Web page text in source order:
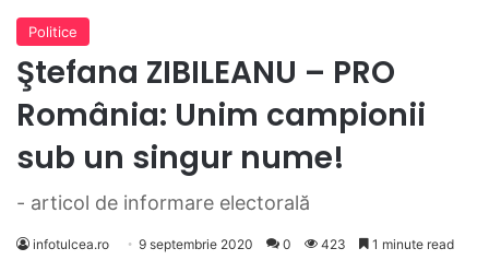
Politice
Ştefana ZIBILEANU – PRO
România: Unim campionii
sub un singur nume!
- articol de informare electorală
infotulcea.ro 9 septembrie 2020 0 423 1 minute read